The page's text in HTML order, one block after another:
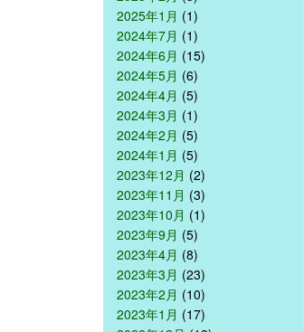
2025年1月 (1)
2024年7月 (1)
2024年6月 (15)
2024年5月 (6)
2024年4月 (5)
2024年3月 (1)
2024年2月 (5)
2024年1月 (5)
2023年12月 (2)
2023年11月 (3)
2023年10月 (1)
2023年9月 (5)
2023年4月 (8)
2023年3月 (23)
2023年2月 (10)
2023年1月 (17)